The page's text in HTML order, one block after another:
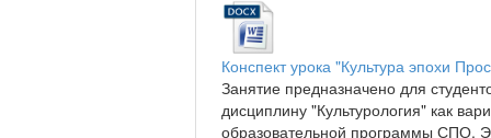
Конспект урока "Культура эпохи
Занятие предназначено для
дисциплину "Культурология" как
образовательной программы СПО.